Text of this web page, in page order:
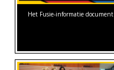
Het Fusie-informatie document